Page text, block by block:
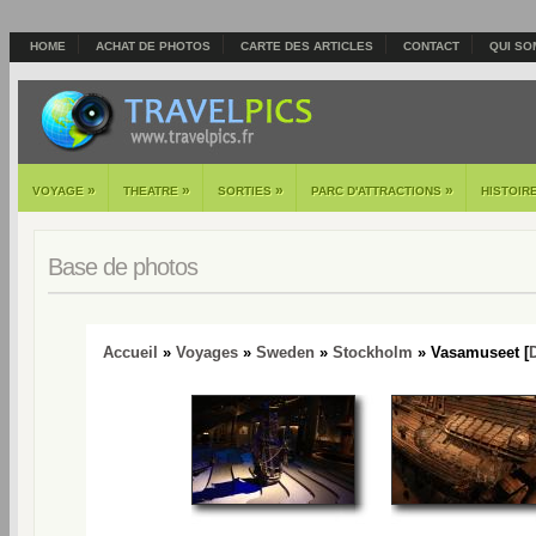
HOME ACHAT DE PHOTOS CARTE DES ARTICLES CONTACT QUI
VOYAGE » THEATRE » SORTIES » PARC D'ATTRACTIONS »
Base de photos
Accueil » Voyages » Sweden » Stockholm » Vasamuseet [